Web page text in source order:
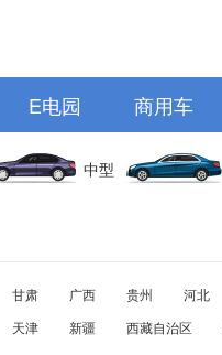
E电园 商用车
中型
甘肃 广西 贵州 河北
天津 新疆 西藏自治区